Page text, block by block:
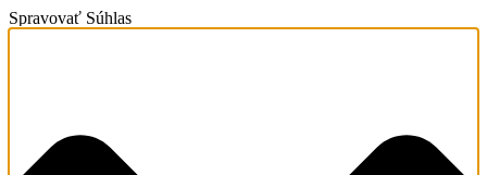
Spravovať Súhlas